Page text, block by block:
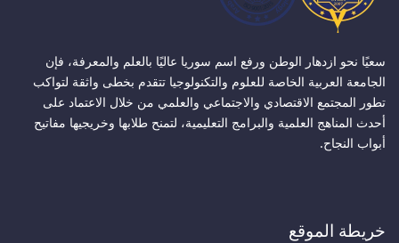
سعيًا نحو ازدهار الوطن ورفع اسم سوريا عاليًا بالعلم والمعرفة، فإن
الجامعة العربية الخاصة للعلوم والتكنولوجيا تتقدم بخطى واثقة لتواكب
تطور المجتمع الاقتصادي والاجتماعي والعلمي من خلال الاعتماد على
أحدث المناهج العلمية والبرامج التعليمية، لتمنح طلابها وخريجيها مفاتيح
أبواب النجاح.
خريطة الموقع